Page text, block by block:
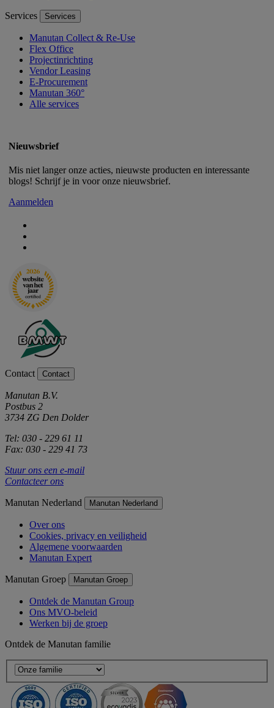
Services Services
Manutan Collect & Re-Use
Flex Office
Projectinrichting
Vendor Leasing
E-Procurement
Manutan 360°
Alle services
Nieuwsbrief
Mis niet langer onze acties, nieuwste producten en interessante
blogs! Schrijf je in voor onze nieuwsbrief.
Aanmelden
Contact Contact
Manutan B.V.
Postbus 2
3734 ZG Den Dolder
Tel: 030 - 229 61 11
Fax: 030 - 229 41 73
Stuur ons een e-mail
Contacteer ons
Manutan Nederland Manutan Nederland
Over ons
Cookies, privacy en veiligheid
Algemene voorwaarden
Manutan Expert
Manutan Groep Manutan Groep
Ontdek de Manutan Group
Ons MVO-beleid
Werken bij de groep
Ontdek de Manutan familie